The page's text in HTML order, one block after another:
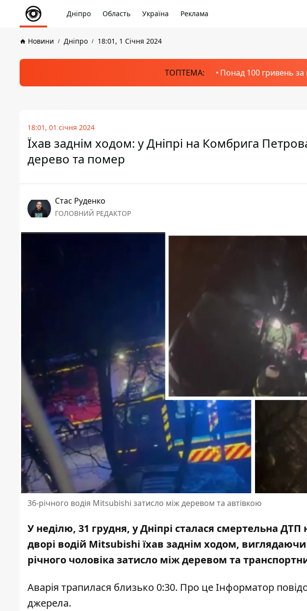
Дніпро Область Україна Реклама
Новини Дніпро 18:01, 1 Січня 2024
ТОПТЕМА: Понад 100 гривень за
18:01, 01 січня 2024
Їхав заднім ходом: у Дніпрі на Комбрига
дерево та помер
Стас Руденко
ГОЛОВНИЙ РЕДАКТОР
36-річного водія Mitsubishi затисло між деревом та автівкою
У неділю, 31 грудня, у Дніпрі сталася смертельна
дворі водій Mitsubishiїхав заднім ходом, виглядаючи
річного чоловіка затисло між деревом та
Аварія трапилася близько 0:30. Про це Інформатор
джерела.